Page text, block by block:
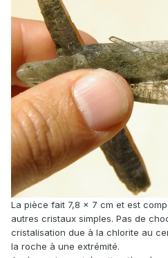
La pièce fait 7,8 x 7 cm et est
autres cristaux simples. Pas de
cristalisation due à la chlorite au
la roche à une extrémité.